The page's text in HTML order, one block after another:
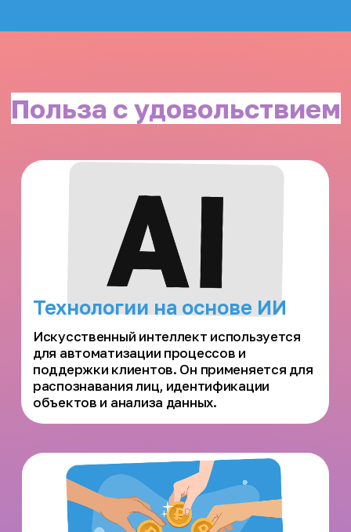
Эта функция поможет
Экстренный
контакт
GPS-метки
Функция отправит
координаты о текущем
маршруте доверенному
контакту, а затем запустит
видеозапись
ошейники позволяют
отслеживать
местоположение питомцев в
режиме реального времени